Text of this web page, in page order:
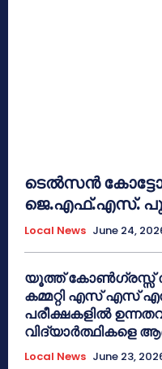
ടെൽസൻ
ജെ.എഫ്.എസ്.
Local News June 24,
യൂത്ത് കോൺഗ്രസ്സ്
കമ്മറ്റി എസ് എസ്
പരീക്ഷകളിൽ
വിദ്യാർത്ഥികളെ
Local News June 23,